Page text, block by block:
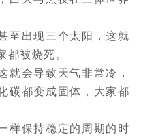
至出现三个太阳，这就
被烧死。
就会导致天气非常冷，
碳都变成固体，大家都
样保持稳定的周期的时